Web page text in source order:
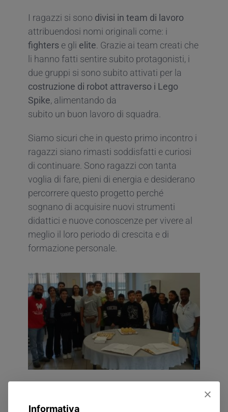
I ragazzi si sono divisi in team di lavoro
attribuendosi nomi originali come: i
fighterse gli elite. Grazie ai team creati che
li hanno fatti sentire subito protagonisti, i
due gruppi si sono subito attivati per la
costruzione di robot attraverso i Lego
Spike, alimentando da
subito un buon lavoro di squadra.
Siamo sicuri che in questo primo incontro i
ragazzi siano rimasti soddisfatti e curiosi
di continuare. Sono ragazzi con tanta
voglia di fare, pieni di energia e desiderano
percorrere questo progetto perché
sognano di acquisire nuovi strumenti
didattici e nuove conoscenze per vivere al
meglio il loro periodo di crescita e di
formazione personale.
Informativa